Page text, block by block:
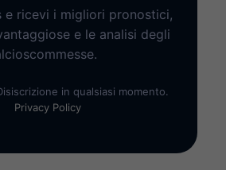
e ricevi i migliori pronostici,
e le analisi degli
in qualsiasi momento.
Privacy Policy